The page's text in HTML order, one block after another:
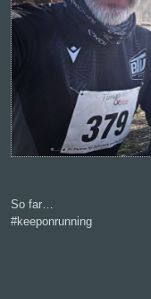
So far…
#keeponrunning